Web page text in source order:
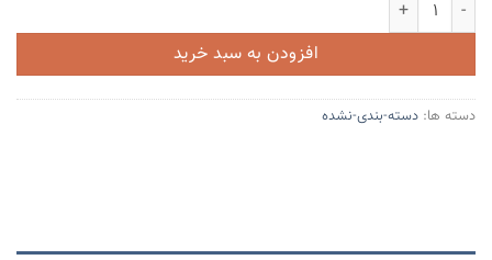
افزودن به سبد خرید
دسته ها: دسته-بندی-نشده